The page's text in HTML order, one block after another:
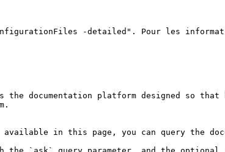
-detailed". Pour les
documentation platform designed so that
in this page, you can query the